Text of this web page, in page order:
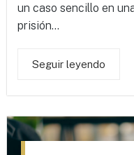
un caso sencillo en
prisión...
Seguir leyendo